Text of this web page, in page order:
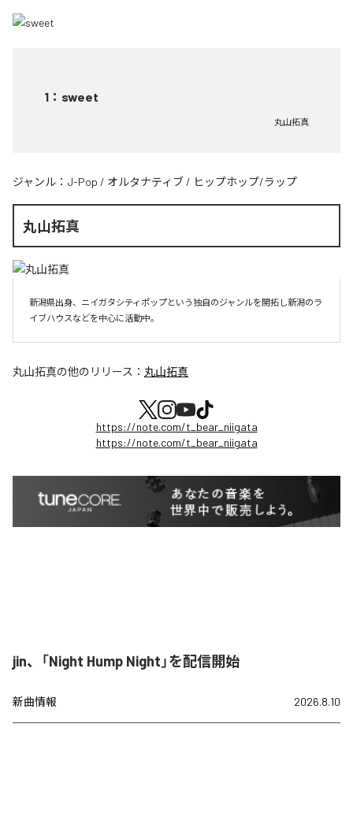
1 ： sweet
丸山拓真
ジャンル： J-Pop / オルタナティブ / ヒップホップ/ラップ
丸山拓真
新潟県出身、ニイガタシティポップという独自のジャンルを開拓し新潟のラ
イブハウスなどを中心に活動中。
丸山拓真の他のリリース： 丸山拓真
https://note.com/t_bear_niigata
https://note.com/t_bear_niigata
jin、「Night Hump Night」を配信開始
新曲情報 2026.8.10